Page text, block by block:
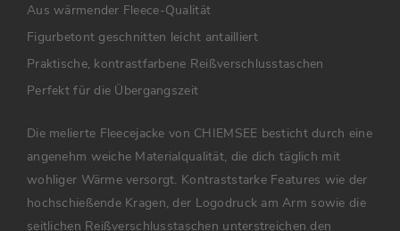
Aus wärmender Fleece-Qualität
Figurbetont geschnitten leicht antailliert
Praktische, kontrastfarbene Reißverschlusstaschen
Perfekt für die Übergangszeit
Die melierte Fleecejacke von CHIEMSEE besticht durch eine
angenehm weiche Materialqualität, die dich täglich mit
wohliger Wärme versorgt. Kontraststarke Features wie der
hochschießende Kragen, der Logodruck am Arm sowie die
seitlichen Reißverschlusstaschen unterstreichen den